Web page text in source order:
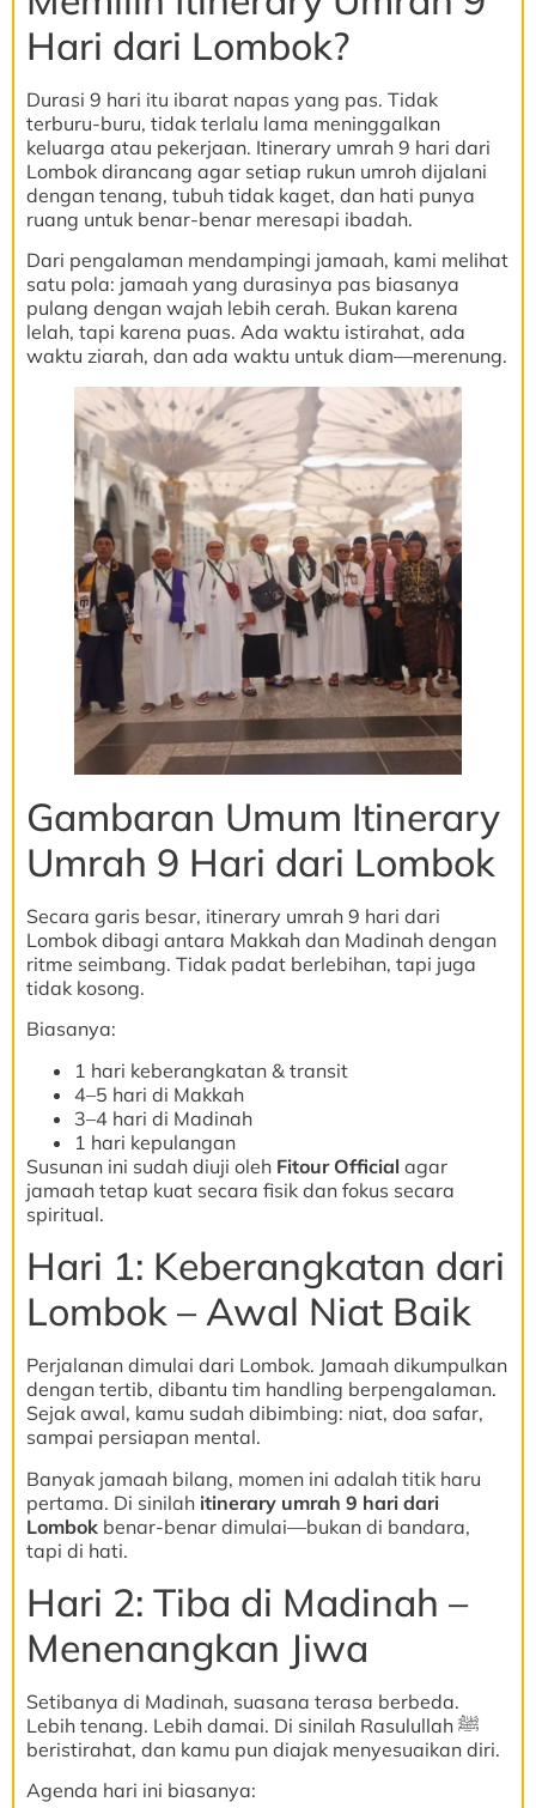
Hari dari Lombok?
Durasi 9 hari itu ibarat napas yang pas. Tidak
terburu-buru, tidak terlalu lama meninggalkan
keluarga atau pekerjaan. Itinerary umrah 9 hari dari
Lombok dirancang agar setiap rukun umroh dijalani
dengan tenang, tubuh tidak kaget, dan hati punya
ruang untuk benar-benar meresapi ibadah.
Dari pengalaman mendampingi jamaah, kami melihat
satu pola: jamaah yang durasinya pas biasanya
pulang dengan wajah lebih cerah. Bukan karena
lelah, tapi karena puas. Ada waktu istirahat, ada
waktu ziarah, dan ada waktu untuk diam—merenung.
Gambaran Umum Itinerary
Umrah 9 Hari dari Lombok
Secara garis besar, itinerary umrah 9 hari dari
Lombok dibagi antara Makkah dan Madinah dengan
ritme seimbang. Tidak padat berlebihan, tapi juga
tidak kosong.
Biasanya:
1 hari keberangkatan & transit
4–5 hari di Makkah
3–4 hari di Madinah
1 hari kepulangan
Susunan ini sudah diuji oleh Fitour Official agar
jamaah tetap kuat secara fisik dan fokus secara
spiritual.
Hari 1: Keberangkatan dari
Lombok – Awal Niat Baik
Perjalanan dimulai dari Lombok. Jamaah dikumpulkan
dengan tertib, dibantu tim handling berpengalaman.
Sejak awal, kamu sudah dibimbing: niat, doa safar,
sampai persiapan mental.
Banyak jamaah bilang, momen ini adalah titik haru
pertama. Di sinilah itinerary umrah 9 hari dari
Lombok benar-benar dimulai—bukan di bandara,
tapi di hati.
Hari 2: Tiba di Madinah –
Menenangkan Jiwa
Setibanya di Madinah, suasana terasa berbeda.
Lebih tenang. Lebih damai. Di sinilah Rasulullah ﷺ
beristirahat, dan kamu pun diajak menyesuaikan diri.
Agenda hari ini biasanya: